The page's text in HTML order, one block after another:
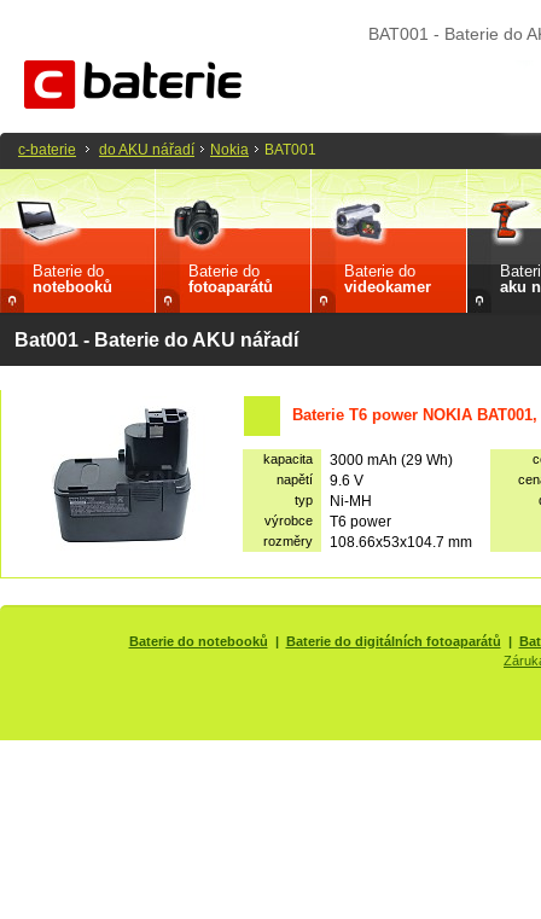
BAT001 - Baterie do
Baterie do
notebooků
Baterie do
fotoaparátů
Baterie do
videokamer
aku
Bat001 - Baterie do AKU nářadí
Baterie T6 power NOKIA
kapacita 3000 mAh (29 Wh)
napětí
9.6 V
typ
Ni-MH
výrobce
T6 power
rozměry 108.66x53x104.7 mm
c-baterie do AKU nářadí Nokia BAT001
Baterie do notebooků | Baterie do digitálních fotoaparátů |